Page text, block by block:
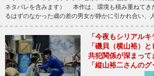
ネタバレを含みます） 本作は、環境も積み重ねてき
るはずのなかった歳の差の男女が静かに引かれ合い、
「今夜もシリアル
「磯貝（横山裕）
共犯関係が深まって
「縦山裕二さんのグ